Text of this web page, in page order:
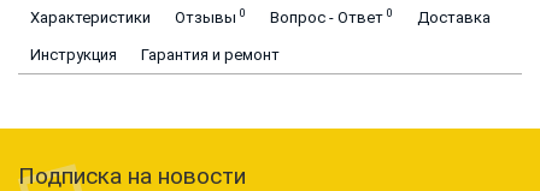
Характеристики Отзывы 0 Вопрос - Ответ 0 Доставка
Инструкция Гарантия и ремонт
Подписка на новости